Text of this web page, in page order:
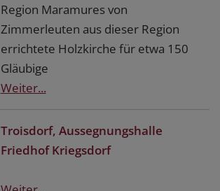
Region Maramures von
Zimmerleuten aus dieser Region
errichtete Holzkirche für etwa 150
Gläubige
Weiter...
Troisdorf, Aussegnungshalle
Friedhof Kriegsdorf